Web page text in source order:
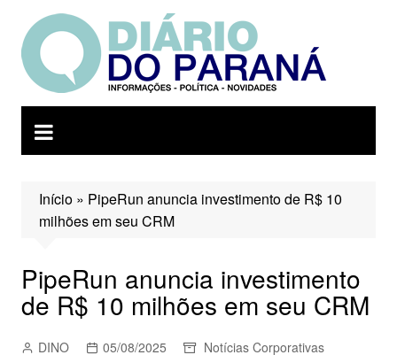
para
conteúdo
Início» PipeRun anuncia investimento de R$ 10
milhões em seu CRM
PipeRun anuncia investimento
de R$ 10 milhões em seu CRM
DINO 05/08/2025 Notícias Corporativas